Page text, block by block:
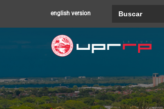
english version